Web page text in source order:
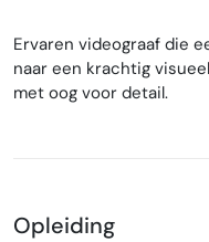
Ervaren videograaf die
naar een krachtig
met oog voor detail.
Opleiding